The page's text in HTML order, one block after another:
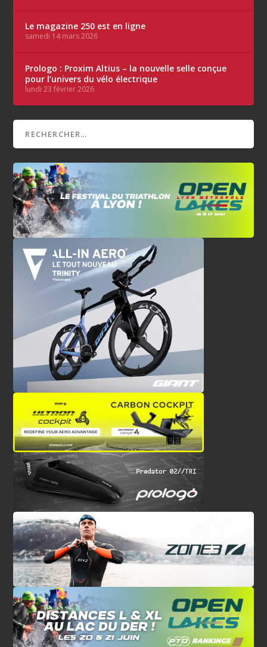
Le magazine 250 est en ligne
samedi 14 mars 2026
Prologo : Proxim Altius – la nouvelle selle conçue
pour l’univers du vélo électrique
lundi 23 février 2026